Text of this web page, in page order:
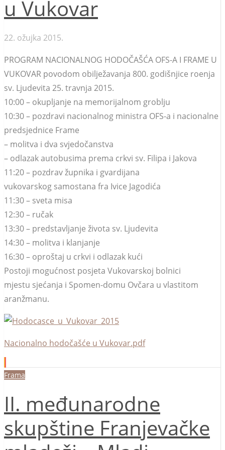
u Vukovar
22. ožujka 2015.
PROGRAM NACIONALNOG HODOČAŠĆA OFS-A I FRAME U
VUKOVAR povodom obilježavanja 800. godišnjice roenja
sv. Ljudevita 25. travnja 2015.
10:00 – okupljanje na memorijalnom groblju
10:30 – pozdravi nacionalnog ministra OFS-a i nacionalne
predsjednice Frame
– molitva i dva svjedočanstva
– odlazak autobusima prema crkvi sv. Filipa i Jakova
11:20 – pozdrav župnika i gvardijana
vukovarskog samostana fra Ivice Jagodića
11:30 – sveta misa
12:30 – ručak
13:30 – predstavljanje života sv. Ljudevita
14:30 – molitva i klanjanje
16:30 – oproštaj u crkvi i odlazak kući
Postoji mogućnost posjeta Vukovarskoj bolnici
mjestu sjećanja i Spomen-domu Ovčara u vlastitom
aranžmanu.
Nacionalno hodočašće u Vukovar.pdf
Frama
II. međunarodne
skupštine Franjevačke